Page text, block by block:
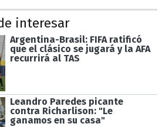
interesar
Argentina-Brasil: FIFA ratificó
que el clásico se jugará y la AFA
recurrirá al TAS
Leandro Paredes picante
contra Richarlison: "Le
ganamos en su casa"